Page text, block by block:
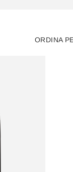
ORDINA